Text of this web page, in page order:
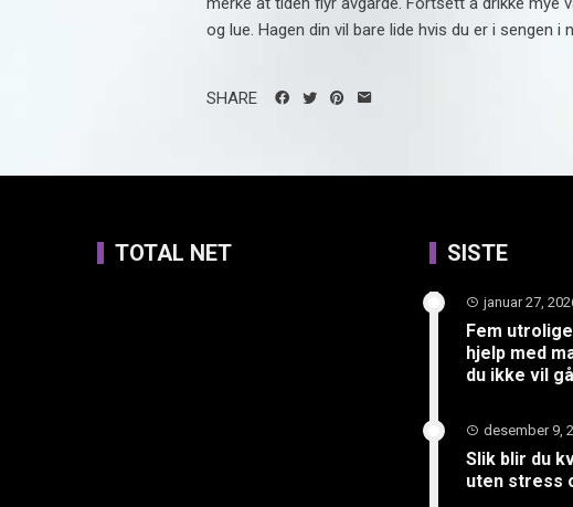
og lue. Hagen din vil bare lide hvis du er i sengen i
SHARE
TOTAL NET SISTE
januar 27,
Fem
hjelp med
du ikke vil
desember 9,
Slik blir du
uten stress